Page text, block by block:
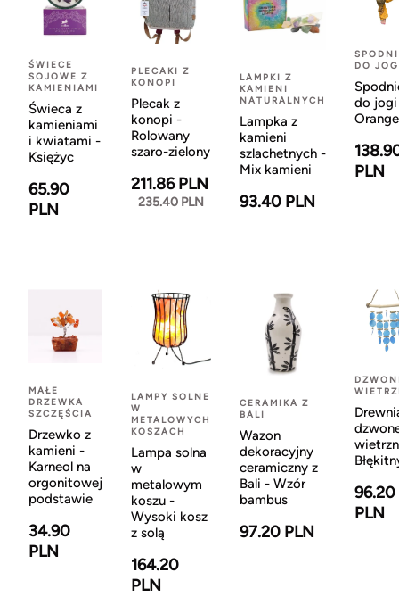
ŚWIECE
SOJOWE Z
KAMIENIAMI
Świeca z
kamieniami
i kwiatami -
Księżyc
65.90
PLN
PLECAKI Z
KONOPI
Plecak z
konopi -
Rolowany
szaro-zielony
211.86 PLN
235.40 PLN
LAMPKI Z
KAMIENI
NATURALNYCH
Lampka z
kamieni
szlachetnych -
Mix kamieni
93.40 PLN
DO
do
Orange
PLN
MAŁE
DRZEWKA
SZCZĘŚCIA
Drzewko z
kamieni -
Karneol na
orgonitowej
podstawie
34.90
PLN
LAMPY SOLNE
W
METALOWYCH
KOSZACH
Lampa solna
w
metalowym
koszu -
Wysoki kosz
z solą
164.20
PLN
CERAMIKA Z
BALI
Wazon
dekoracyjny
ceramiczny z
Bali - Wzór
bambus
97.20 PLN
96.20
PLN